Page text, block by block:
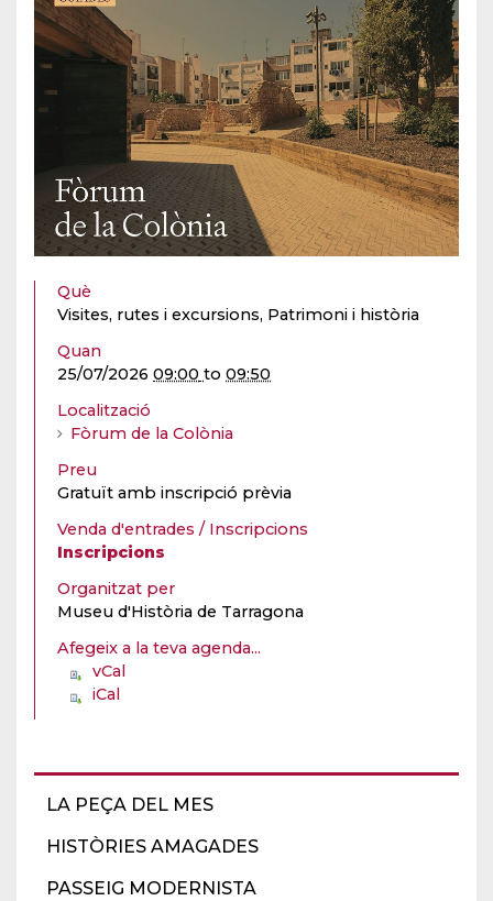
LA PEÇA DEL MES
HISTÒRIES AMAGADES
PASSEIG MODERNISTA
Què
Visites, rutes i excursions, Patrimoni i història
Quan
25/07/2026 09:00 to 09:50
Localització
Fòrum de la Colònia
Preu
Gratuït amb inscripció prèvia
Venda d'entrades / Inscripcions
Inscripcions
Organitzat per
Museu d'Història de Tarragona
Afegeix a la teva agenda...
vCal
iCal